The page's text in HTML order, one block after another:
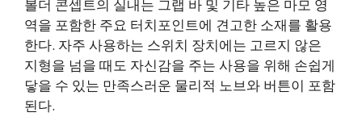
볼더 콘셉트의 실내는 그랩 바 및 기타 높은 마모 영
역을 포함한 주요 터치포인트에 견고한 소재를 활용
한다. 자주 사용하는 스위치 장치에는 고르지 않은
지형을 넘을 때도 자신감을 주는 사용을 위해 손쉽게
닿을 수 있는 만족스러운 물리적 노브와 버튼이 포함
된다.